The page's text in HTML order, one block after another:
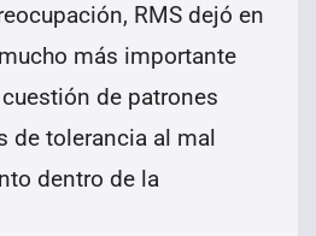
RMS dejó en
más importante
de patrones
de tolerancia al mal
dentro de la